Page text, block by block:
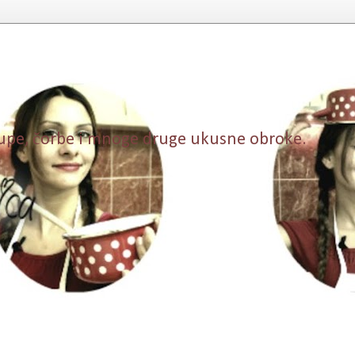
čorbe i mnoge druge ukusne obroke.